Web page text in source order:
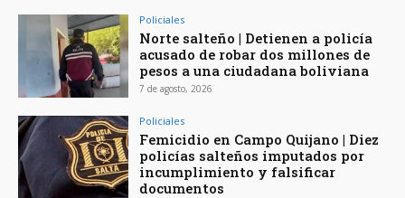
Policiales
Norte salteño | Detienen a policía
acusado de robar dos millones de
pesos a una ciudadana boliviana
7 de agosto, 2026
Policiales
Femicidio en Campo Quijano | Diez
policías salteños imputados por
incumplimiento y falsificar
documentos